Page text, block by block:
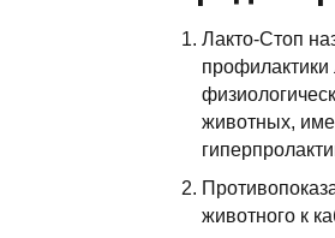
Лакто-Стоп
животных,
животного к